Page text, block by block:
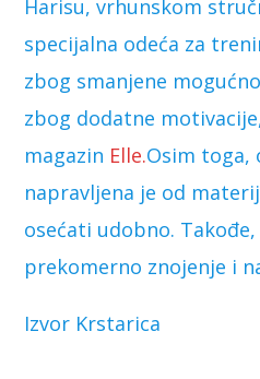
Harisu, vrhunskom
specijalna odeća za
zbog smanjene
zbog dodatne
magazin Elle.Osim toga,
napravljena je od
osećati udobno.
prekomerno znojenje i
Izvor Krstarica